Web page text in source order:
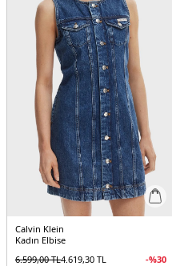
Menşei:Kamboçya
5DE2LV044C330GYAS.69
Calvin Klein
Kadın Elbise
6.599,00TL4.619,30 TL -%30